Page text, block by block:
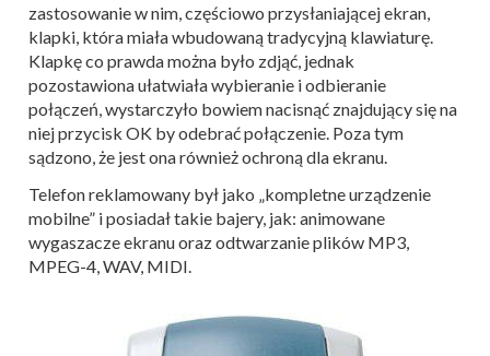
zastosowanie w nim, częściowo przysłaniającej ekran,
klapki, która miała wbudowaną tradycyjną klawiaturę.
Klapkę co prawda można było zdjąć, jednak
pozostawiona ułatwiała wybieranie i odbieranie
połączeń, wystarczyło bowiem nacisnąć znajdujący się na
niej przycisk OK by odebrać połączenie. Poza tym
sądzono, że jest ona również ochroną dla ekranu.
Telefon reklamowany był jako „kompletne urządzenie
mobilne” i posiadał takie bajery, jak: animowane
wygaszacze ekranu oraz odtwarzanie plików MP3,
MPEG-4, WAV, MIDI.